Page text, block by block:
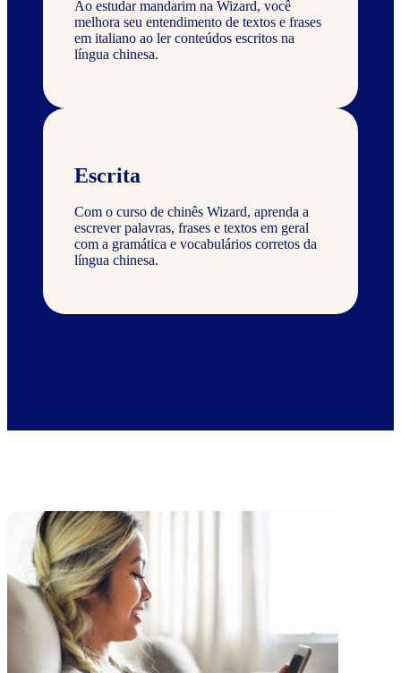
Ao estudar mandarim na Wizard, você
melhora seu entendimento de textos e frases
em italiano ao ler conteúdos escritos na
língua chinesa.
Escrita
Com o curso de chinês Wizard, aprenda a
escrever palavras, frases e textos em geral
com a gramática e vocabulários corretos da
língua chinesa.